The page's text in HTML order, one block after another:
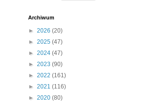
Archiwum
► 2026 (20)
► 2025 (47)
► 2024 (47)
► 2023 (90)
► 2022 (161)
► 2021 (116)
► 2020 (80)